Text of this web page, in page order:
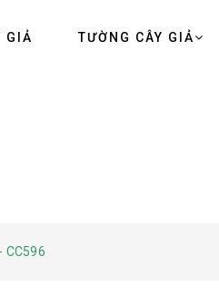
GIẢ TƯỜNG CÂY GIẢ
CC596